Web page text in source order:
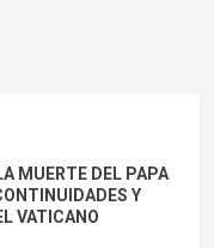
MUERTE DEL PAPA
Y
VATICANO